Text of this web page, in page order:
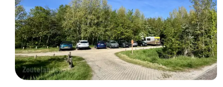
Zeeland
Schouwen-
Duiveland
Renesse